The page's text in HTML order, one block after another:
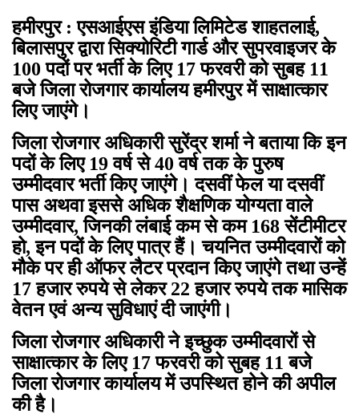
हमीरपुर : एसआईएस इंडिया लिमिटेड शाहतलाई,
बिलासपुर द्वारा सिक्योरिटी गार्ड और सुपरवाइजर के
100 पदों पर भर्ती के लिए 17 फरवरी को सुबह 11
बजे जिला रोजगार कार्यालय हमीरपुर में साक्षात्कार
लिए जाएंगे।
जिला रोजगार अधिकारी सुरेंद्र शर्मा ने बताया कि इन
पदों के लिए 19 वर्ष से 40 वर्ष तक के पुरुष
उम्मीदवार भर्ती किए जाएंगे। दसवीं फेल या दसवीं
पास अथवा इससे अधिक शैक्षणिक योग्यता वाले
उम्मीदवार, जिनकी लंबाई कम से कम 168 सेंटीमीटर
हो, इन पदों के लिए पात्र हैं। चयनित उम्मीदवारों को
मौके पर ही ऑफर लैटर प्रदान किए जाएंगे तथा उन्हें
17 हजार रुपये से लेकर 22 हजार रुपये तक मासिक
वेतन एवं अन्य सुविधाएं दी जाएंगी।
जिला रोजगार अधिकारी ने इच्छुक उम्मीदवारों से
साक्षात्कार के लिए 17 फरवरी को सुबह 11 बजे
जिला रोजगार कार्यालय में उपस्थित होने की अपील
की है।